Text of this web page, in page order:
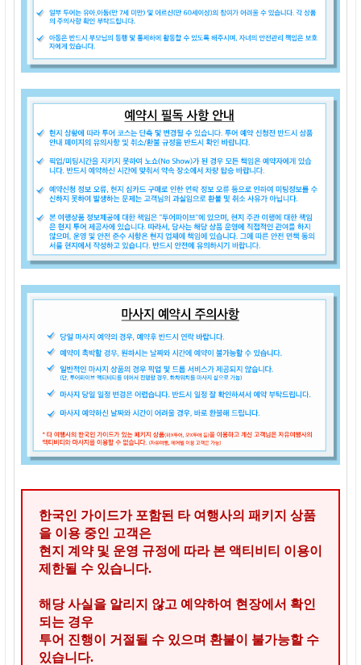
한국인 가이드가 포함된 타 여행사의 패키지 상품
을 이용 중인 고객은
현지 계약 및 운영 규정에 따라 본 액티비티 이용이
제한될 수 있습니다.
해당 사실을 알리지 않고 예약하여 현장에서 확인
되는 경우
투어 진행이 거절될 수 있으며 환불이 불가능할 수
있습니다.